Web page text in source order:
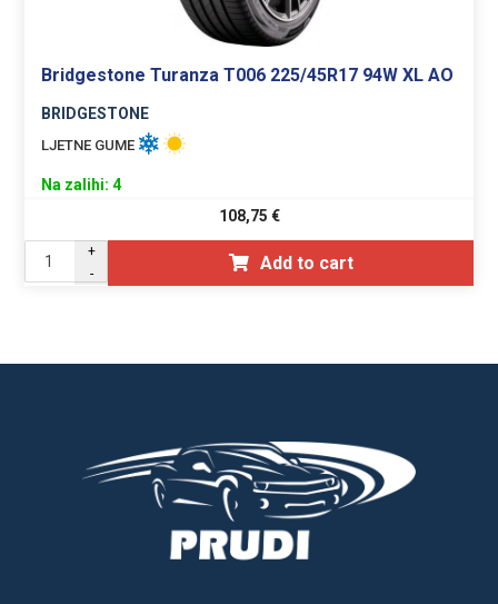
Bridgestone Turanza T006 225/45R17 94W XL AO
BRIDGESTONE
LJETNE GUME
Na zalihi: 4
108,75 €
+
-
Add to cart